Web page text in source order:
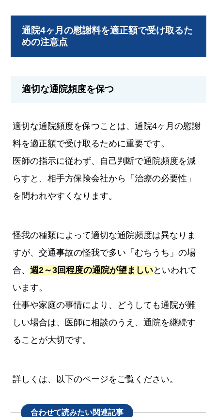
通院4ヶ月の慰謝料を適正額で受け取るた
めの注意点
適切な通院頻度を保つ
適切な通院頻度を保つことは、通院4ヶ月の慰謝
料を適正額で受け取るために重要です。
医師の指示に従わず、自己判断で通院頻度を減
らすと、相手方保険会社から「治療の必要性」
を問われやすくなります。
怪我の種類によって適切な通院頻度は異なりま
すが、交通事故の怪我で多い「むちうち」の場
合、週2～3回程度の通院が望ましいといわれて
います。
仕事や家庭の事情により、どうしても通院が難
しい場合は、医師に相談のうえ、通院を継続す
ることが大切です。
詳しくは、以下のページをご覧ください。
合わせて読みたい関連記事